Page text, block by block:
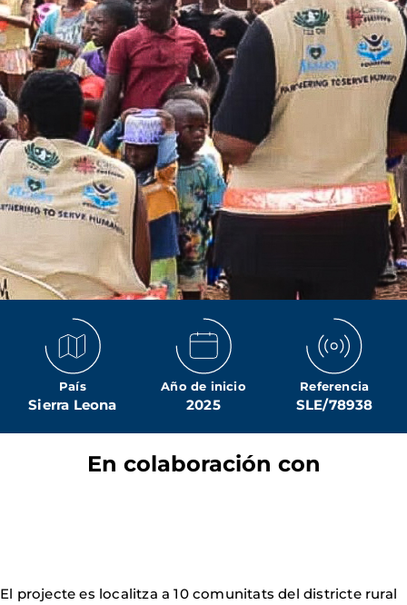
País
Sierra Leona
Año de inicio
2025
Referencia
SLE/78938
En colaboración con
El projecte es localitza a 10 comunitats del districte rural